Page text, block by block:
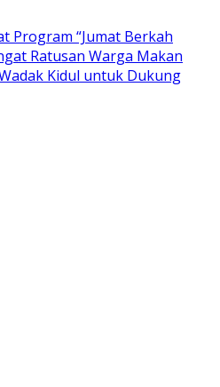
Program “Jumat Berkah
Ratusan Warga Makan
Kidul untuk Dukung